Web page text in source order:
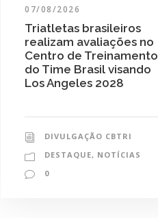
07/08/2026
Triatletas brasileiros
realizam avaliações no
Centro de Treinamento
do Time Brasil visando
Los Angeles 2028
DIVULGAÇÃO CBTRI
DESTAQUE, NOTÍCIAS
0